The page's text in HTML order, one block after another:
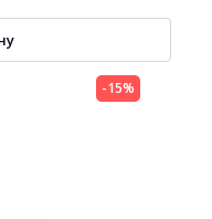
-15%